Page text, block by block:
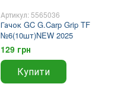
Артикул: 5565036
Гачок GC G.Carp Grip TF
№6(10шт)NEW 2025
129 грн
Купити